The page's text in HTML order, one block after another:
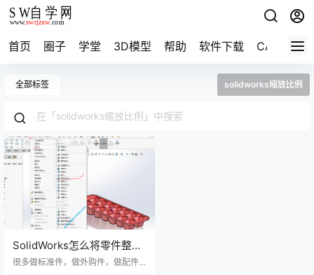
首页 圈子 学堂 3D模型 帮助 软件下载 CAD资料
全部标签 solidworks缩放比例
SolidWorks怎么将零件整体
放大缩小呢？
很多做标准件，做外购件，做配件